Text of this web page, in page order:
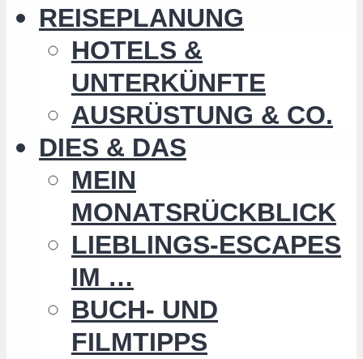
REISEPLANUNG
HOTELS &
UNTERKÜNFTE
AUSRÜSTUNG & CO.
DIES & DAS
MEIN
MONATSRÜCKBLICK
LIEBLINGS-ESCAPES
IM …
BUCH- UND
FILMTIPPS